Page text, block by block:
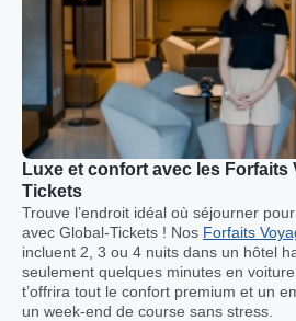
Luxe et confort avec les Forfaits
Tickets
Trouve l’endroit idéal où séjourner
avec Global-Tickets ! Nos Forfaits
incluent 2, 3 ou 4 nuits dans un hôtel
seulement quelques minutes en
t’offrira tout le confort premium et un
un week-end de course sans stress.